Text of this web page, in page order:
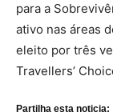
para a
ativo nas áreas
eleito por três
Travellers’
Partilha esta noticia: